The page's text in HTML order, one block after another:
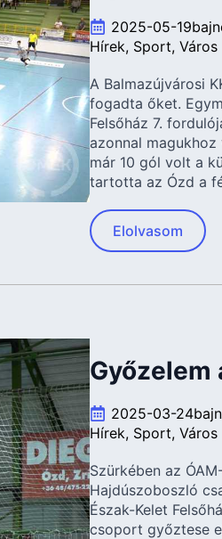
2025-05-19
Hírek Sport Város
A Balmazújvárosi
fogadta őket.
Felsőház 7.
azonnal
már 10 gól volt a
tartotta az Ózd a
Elolvasom
Győzelem
2025-03-24
Hírek Sport Város
Szürkében az
Hajdúszoboszló
Észak-Kelet
csoport győztese